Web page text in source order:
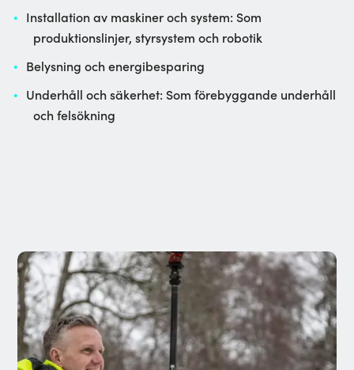
Installation av maskiner och system: Som
produktionslinjer, styrsystem och robotik
Belysning och energibesparing
Underhåll och säkerhet: Som förebyggande underhåll
och felsökning